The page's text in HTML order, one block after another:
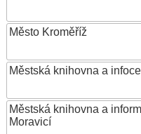
Město Kroměříž
Městská knihovna a
Městská knihovna a
Moravicí